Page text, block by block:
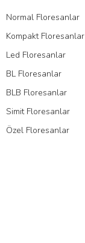
olmalı.
Normal Floresanlar
Kompakt Floresanlar
Led Floresanlar
BL Floresanlar
BLB Floresanlar
Simit Floresanlar
Özel Floresanlar